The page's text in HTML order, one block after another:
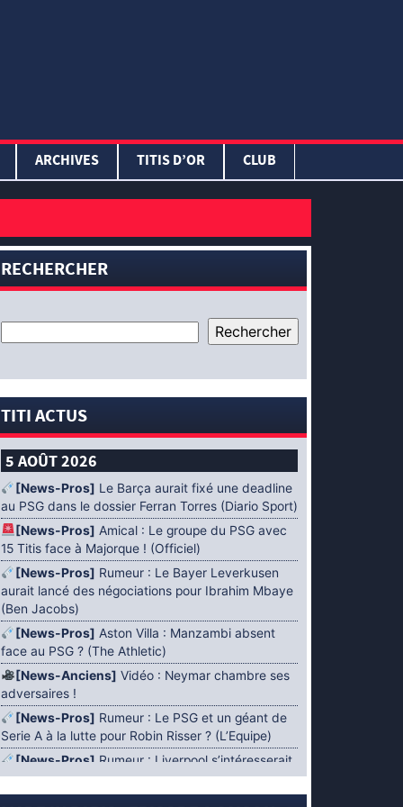
ARCHIVES TITIS D’OR CLUB
RECHERCHER
TITI ACTUS
5 AOÛT 2026
[News-Pros] Le Barça aurait fixé une deadline
au PSG dans le dossier Ferran Torres (Diario Sport)
[News-Pros] Amical : Le groupe du PSG avec
15 Titis face à Majorque ! (Officiel)
[News-Pros] Rumeur : Le Bayer Leverkusen
aurait lancé des négociations pour Ibrahim Mbaye
(Ben Jacobs)
[News-Pros] Aston Villa : Manzambi absent
face au PSG ? (The Athletic)
[News-Anciens] Vidéo : Neymar chambre ses
adversaires !
[News-Pros] Rumeur : Le PSG et un géant de
Serie A à la lutte pour Robin Risser ? (L’Equipe)
[News-Pros] Rumeur : Liverpool s’intéresserait
à Ibrahim Mbaye en plus de Bradley Barcola
(Fabrizio Romano)